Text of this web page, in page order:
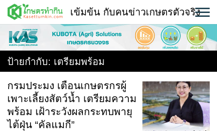
Skip
content
พืช
หน้าแรก
ใคร ทำอะไร ที่ไหน
สถานีข่าววันนี้
เข้มข้น กับคนข่าวเกษตรตัวจริง
ป้ายกำกับ: เตรียมพร้อม
กรมประมง เตือนเกษตรกรผู้
เพาะเลี้ยงสัตว์น้ำ เตรียมความ
พร้อม เฝ้าระวังผลกระทบพายุ
ไต้ฝุ่น “คัลแมกี”